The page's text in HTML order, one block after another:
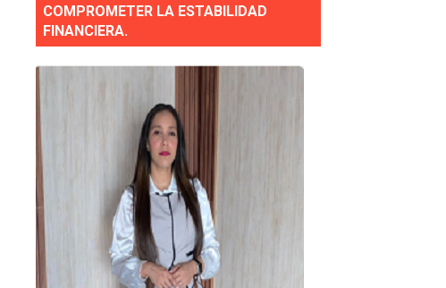
el de Historia 2025
para fortalecer el diálogo social y el trabajo decente
COMPROMETER LA ESTABILIDAD
FINANCIERA.